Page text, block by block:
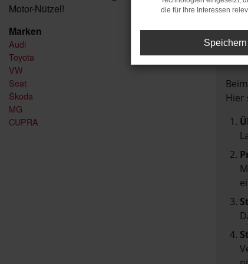
Motor-Nützel!
Marken
Audi
Toyota
VW
Seat
Škoda
MG
CUPRA
Hier
die für Ihre Interessen
Speichern